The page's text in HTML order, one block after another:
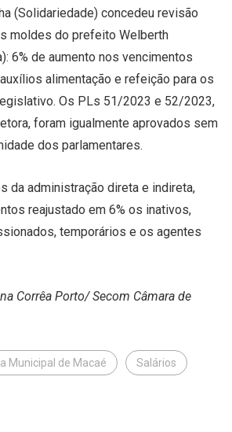
(Solidariedade) concedeu revisão
moldes do prefeito Welberth
6% de aumento nos vencimentos
alimentação e refeição para os
Os PLs 51/2023 e 52/2023,
foram igualmente aprovados sem
dos parlamentares.
da administração direta e indireta,
reajustado em 6% os inativos,
temporários e os agentes
Corrêa Porto/ Secom Câmara de
Municipal de Macaé Salários